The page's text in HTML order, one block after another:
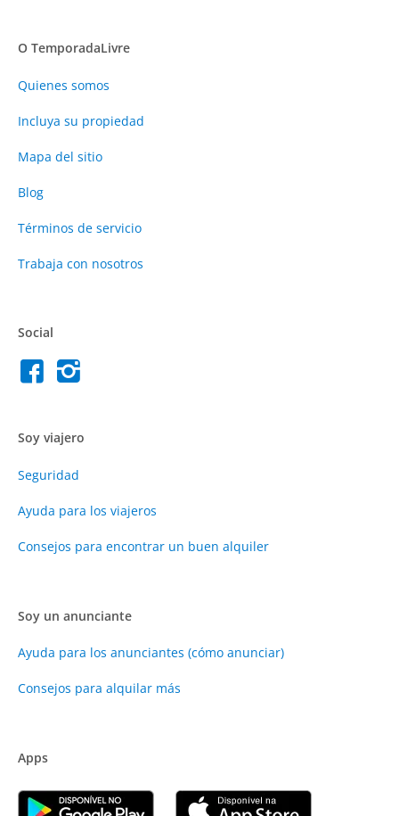
O TemporadaLivre
Quienes somos
Incluya su propiedad
Mapa del sitio
Blog
Términos de servicio
Trabaja con nosotros
Social
Soy viajero
Seguridad
Ayuda para los viajeros
Consejos para encontrar un buen alquiler
Soy un anunciante
Ayuda para los anunciantes (cómo anunciar)
Consejos para alquilar más
Apps